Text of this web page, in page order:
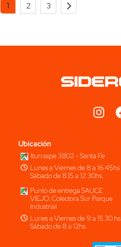
1 2 3
Ubicación
Iturraspe 3802 - Santa Fe
Lunes a Viernes de 8 a 16.45hs
Sábado de 8.15 a 12.30hs.
Punto de entrega SAUCE
VIEJO: Colectora Sur Parque
Industrial
Lunes a Viernes de 9 a 15.30 hs
Sábado de 8 a 12hs.